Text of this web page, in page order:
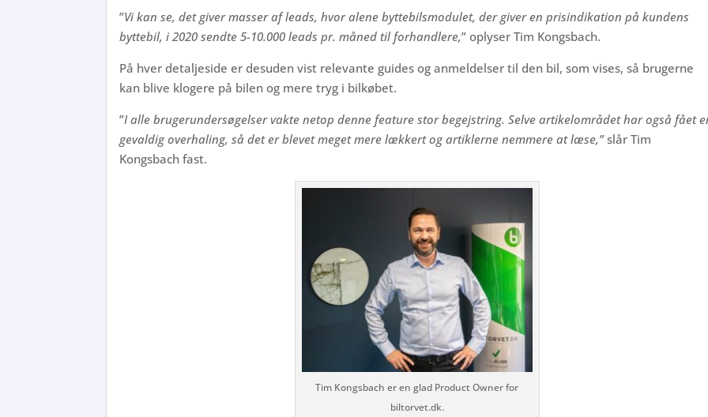
”Vi kan se, det giver masser af leads, hvor alene byttebilsmodulet, der giver en prisindikation på kundens
byttebil, i 2020 sendte 5-10.000 leads pr. måned til forhandlere,” oplyser Tim Kongsbach.
På hver detaljeside er desuden vist relevante guides og anmeldelser til den bil, som vises, så brugerne
kan blive klogere på bilen og mere tryg i bilkøbet.
”I alle brugerundersøgelser vakte netop denne feature stor begejstring. Selve artikelområdet har også fået
gevaldig overhaling, så det er blevet meget mere lækkert og artiklerne nemmere at læse,”slår Tim
Kongsbach fast.
Tim Kongsbach er en glad Product Owner for
biltorvet.dk.